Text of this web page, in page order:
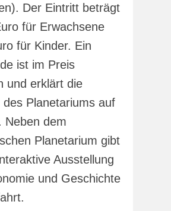
Der Eintritt beträgt
für Erwachsene
für Kinder. Ein
ist im Preis
und erklärt die
des Planetariums auf
Neben dem
Planetarium gibt
Ausstellung
und Geschichte